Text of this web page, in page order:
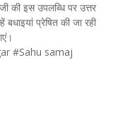
की इस उपलब्धि पर उत्तर
प्रेषित की जा रही
#Sahu samaj